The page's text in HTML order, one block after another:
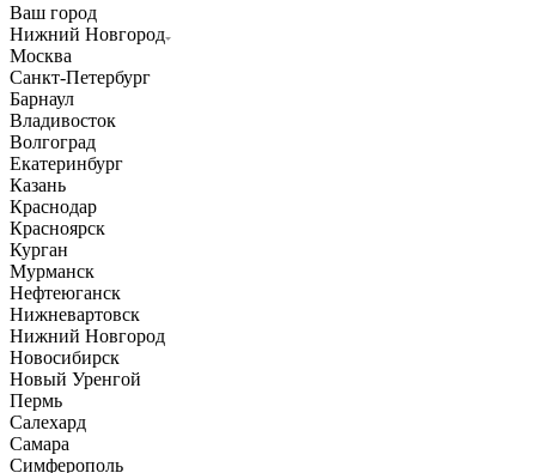
Ваш город
Нижний Новгород
Москва
Санкт-Петербург
Барнаул
Владивосток
Волгоград
Екатеринбург
Казань
Краснодар
Красноярск
Курган
Мурманск
Нефтеюганск
Нижневартовск
Нижний Новгород
Новосибирск
Новый Уренгой
Пермь
Салехард
Самара
Симферополь